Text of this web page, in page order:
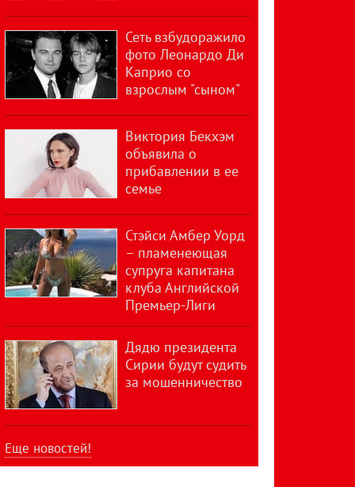
Сеть взбудоражило
фото Леонардо Ди
Каприо со
взрослым "сыном"
Виктория Бекхэм
объявила о
прибавлении в ее
семье
Стэйси Амбер Уорд
– пламенеющая
супруга капитана
клуба Английской
Премьер-Лиги
Дядю президента
Сирии будут судить
за мошенничество
Еще новостей!